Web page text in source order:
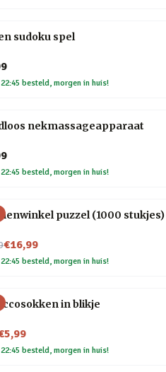
sudoku spel
besteld, morgen in huis!
nekmassageapparaat
besteld, morgen in huis!
puzzel (1000 stukjes)
€16,99
besteld, morgen in huis!
in blikje
besteld, morgen in huis!